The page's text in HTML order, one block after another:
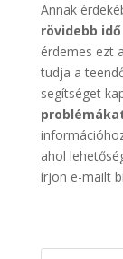
Annak
rövidebb
érdemes ezt
tudja a
segítséget
ahol
írjon e-mailt